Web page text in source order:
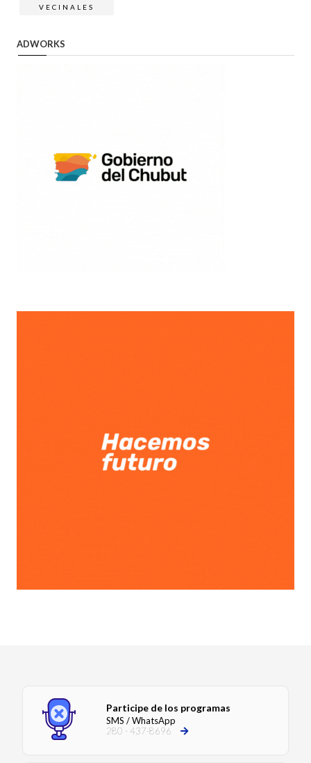
VECINALES
ADWORKS
Participe de los programas
SMS / WhatsApp
280 - 437-8696